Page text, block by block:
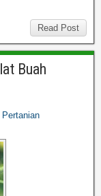
Read Post
Buah
Pertanian